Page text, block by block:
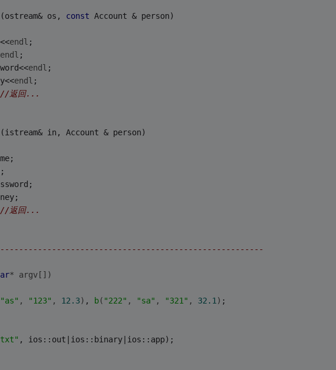
os, const Account & person)
endl ;
endl ;
endl ;
endl ;
//返回...
in, Account & person)
//返回...
* argv[])
"as" , "123" , 12.3) , b( "222" , "sa" , "321" , 32.1 ) ;
, ios::out|ios::binary|ios::app);